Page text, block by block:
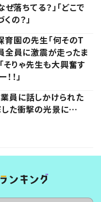
ぜ落ちてる？」「どこで
の？」
園の先生「何そのT
全員に激震が走ったま
りゃ先生も大興奮す
！」
員に話しかけられた
した衝撃の光景に…